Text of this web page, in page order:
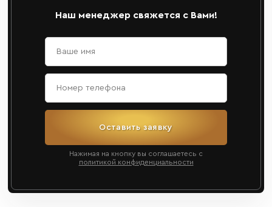
Наш менеджер свяжется с Вами!
Оставить заявку
Нажимая на кнопку вы соглашаетесь с
политикой конфиденциальности